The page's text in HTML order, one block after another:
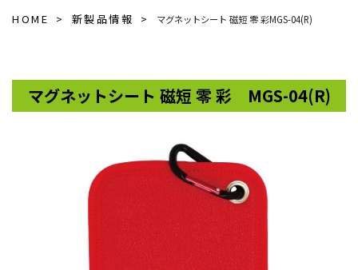
HOME 新製品情報 マグネットシート 磁短 零 彩MGS-04(R)
マグネットシート 磁短 零 彩 MGS-04(R)